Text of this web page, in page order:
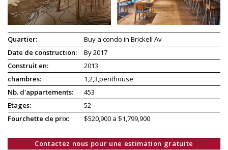
Quartier:
Buy a condo in Brickell Av
Date de construction:
By 2017
Construit en:
2013
chambres:
1,2,3,penthouse
Nb. d'appartements:
453
Etages:
52
Fourchette de prix:
$520,900 a $1,799,900
Contactez nous pour une estimation gratuite